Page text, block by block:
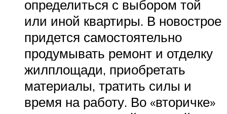
определиться с выбором той
или иной квартиры. В новострое
придется самостоятельно
продумывать ремонт и отделку
жилплощади, приобретать
материалы, тратить силы и
время на работу. Во «вторичке»